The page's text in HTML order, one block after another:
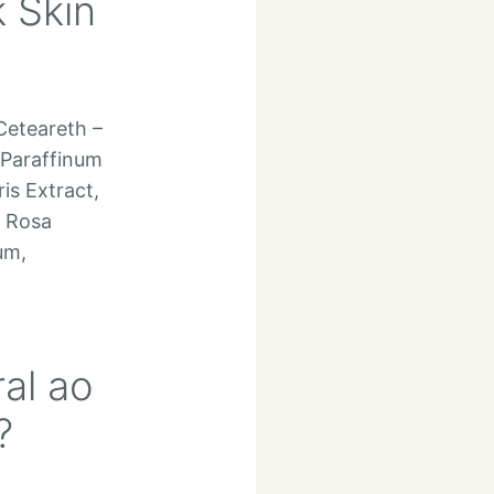
Skin
–
Extract,
ao